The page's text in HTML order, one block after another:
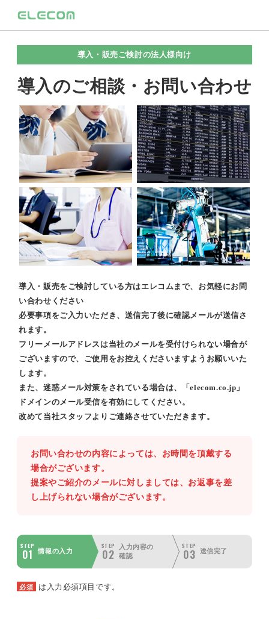
導入・販売ご検討の法人様向け
導入のご相談・お問い合わせ
導入・販売をご検討している方はエレコムまで、お気軽にお問
い合わせください
必要事項をご入力いただき、送信完了後に確認メールが送信さ
れます。
フリーメールアドレスは当社のメールを受付けられない場合が
ございますので、ご使用をお控えくださいますようお願いいた
します。
また、迷惑メール対策をされている場合は、「elecom.co.jp」
ドメインのメール受信を有効にしてください。
改めて当社スタッフよりご連絡させていただきます。
お問い合わせの内容によっては、お時間を頂戴する
場合がございます。
提案やご紹介のメールに対しましては、お返事を差
し上げられない場合がございます。
STEP
01 情報の入力
STEP
02
入力内容の
確認
STEP
03 送信完了
必須 は入力必須項目です。